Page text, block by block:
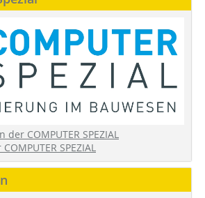
COMPUTER SPEZIAL
SPEZIAL